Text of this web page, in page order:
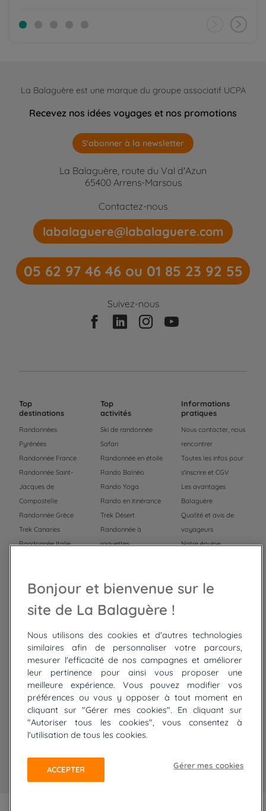
La Balaguère est une marque du groupe associatif UCPA
Recevez nos idées voyages et nos promotions
S'abonner à la newsletter
La Balaguère, route du Val d'Azun
65400 Arrens-Marsous
Contactez-nous
labalaguere@labalaguere.com
05 62 97 46 46 ou 01 85 23 92 55
Suivez-nous
Top
destinations
Randonnées
Pyrénées
Randonnée France
Randonnée Saint-
Jacques de
Compostelle
Randonnée Grèce
Trek Canaries
Randonnée Italie
Trek Mauritanie
Top
activités
Ski de randonnée
Safari
Randonnée en étoile
Rando Balnéo
Rando Yoga
Rando en itinérance
Trek Désert
Randonnée à
raquettes
Trek
Informations
pratiques
Nous contacter, nous
rencontrer
Toutes les infos pour
s'inscrire et CGV
Les avantages
Balaguère
Qualité et avis de
voyageurs
Notre équipe
Top
circuits
Tour du lac de Constance à vélo
Cyclades : Amorgos et Naxos
Randonnée aux Bardenas Reales
De Collioure à Cadaquès à pied
Découverte des trésors de Madère
Rando Réunion en douceur
Trek sur Tenerife
Bonjour et bienvenue sur le
site de La Balaguère !
Nous utilisons des cookies et d'autres technologies
similaires afin de personnaliser votre parcours,
mesurer l'efficacité de nos campagnes et améliorer
leur pertinence pour ainsi vous proposer une
meilleure expérience. Vous pouvez modifier vos
préférences ou vous y opposer à tout moment en
cliquant sur "Gérer mes cookies". En cliquant sur
"Autoriser tous les cookies", vous consentez à
l'utilisation de tous les cookies.
Gérer mes cookies
ACCEPTER